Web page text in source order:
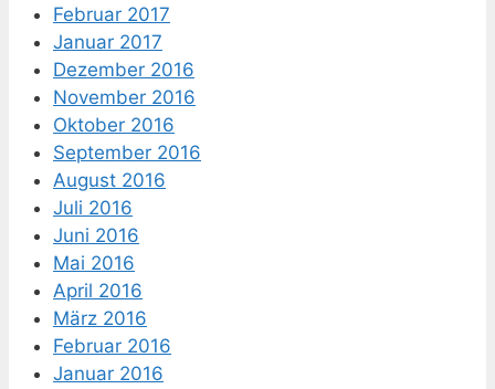
Februar 2017
Januar 2017
Dezember 2016
November 2016
Oktober 2016
September 2016
August 2016
Juli 2016
Juni 2016
Mai 2016
April 2016
März 2016
Februar 2016
Januar 2016